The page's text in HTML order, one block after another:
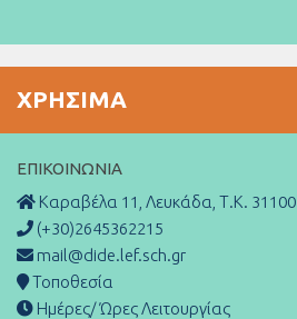
ΧΡΉΣΙΜΑ
ΕΠΙΚΟΙΝΩΝΊΑ
Καραβέλα 11, Λευκάδα, Τ.Κ. 31100
(+30)2645362215
mail@dide.lef.sch.gr
Τοποθεσία
Ημέρες/ Ώρες Λειτουργίας